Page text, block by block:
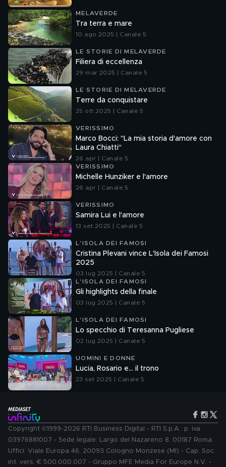
MELAVERDE
Tra terra e mare
10 ago 2025 | Canale 5
LE STORIE DI MELAVERDE
Filiera di eccellenza
29 mar 2025 | Canale 5
LE STORIE DI MELAVERDE
Terre da conquistare
25 ott 2025 | Canale 5
VERISSIMO
Marco Bocci: "La mia storia d'amore con
Laura Chiatti"
26 apr | Canale 5
VERISSIMO
Michelle Hunziker e l'amore
26 apr | Canale 5
VERISSIMO
Samira Lui e l'amore
13 set 2025 | Canale 5
L'ISOLA DEI FAMOSI
Cristina Plevani vince L'Isola dei Famosi
2025
03 lug 2025 | Canale 5
L'ISOLA DEI FAMOSI
Gli highlights della finale
03 lug 2025 | Canale 5
L'ISOLA DEI FAMOSI
Lo specchio di Teresanna Pugliese
02 lug 2025 | Canale 5
UOMINI E DONNE
Lucia, Rosario e... il trono
23 set 2025 | Canale 5
Copyright ©1999-2026 RTI Business Digital - RTI S.p.A.: p. iva
03976881007 - Sede legale: Largo del Nazareno 8, 00187 Roma.
Uffici: Viale Europa 46, 20093 Cologno Monzese (MI) - Cap. Soc.
int. vers. € 500.000.007 - Gruppo MFE Media For Europe N.V. -